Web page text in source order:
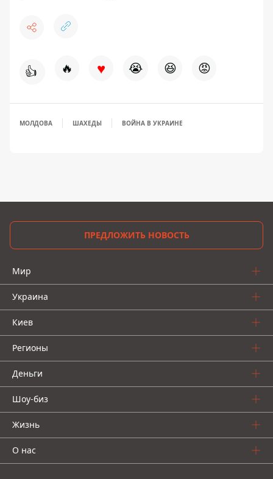
👍 🔥 ♥ 😭 😆 😡
МОЛДОВА ШАХЕДЫ ВОЙНА В УКРАИНЕ
ПРЕДЛОЖИТЬ НОВОСТЬ
Мир
Украина
Киев
Регионы
Деньги
Шоу-биз
Жизнь
О нас